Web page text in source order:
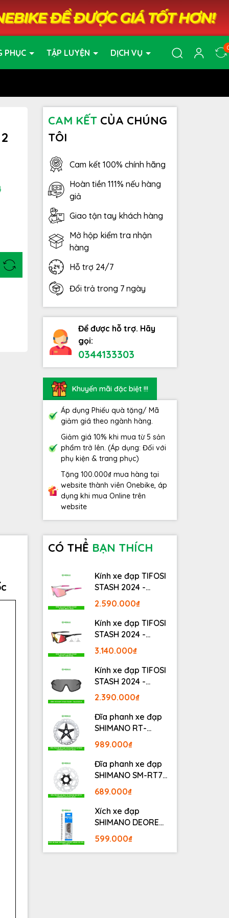
PHỤC TẬP LUYỆN DỊCH VỤ
CAM KẾTCỦA CHÚNG
TÔI
Cam kết 100% chính hãng
Hoàn tiền 111% nếu hàng
giả
Giao tận tay khách hàng
Mở hộp kiểm tra nhận
hàng
Hỗ trợ 24/7
Đổi trả trong 7 ngày
Để được hỗ trợ. Hãy
gọi:
0344133303
Khuyến mãi đặc biệt !!!
Áp dụng Phiếu quà tặng/ Mã
giảm giá theo ngành hàng.
Giảm giá 10% khi mua từ 5 sản
phẩm trở lên. (Áp dụng: Đối với
phụ kiện & trang phục)
Tặng 100.000₫ mua hàng tại
website thành viên Onebike, áp
dụng khi mua Online trên
website
CÓ THỂ BẠN THÍCH
Kính xe đạp TIFOSI
STASH 2024 -
STASH, RACE PINK
2.590.000₫
Kính xe đạp TIFOSI
STASH 2024 -
MATTE GUNMETAL
3.140.000₫
Kính xe đạp TIFOSI
STASH 2024 -
BLACKOUT
2.390.000₫
Đĩa phanh xe đạp
SHIMANO RT-
MT800 Center lock
Fullbox
989.000₫
Đĩa phanh xe đạp
SHIMANO SM-RT70
Center lock Fullbox
689.000₫
Xích xe đạp
SHIMANO DEORE
M6100 12S 126L
Fullbox
599.000₫